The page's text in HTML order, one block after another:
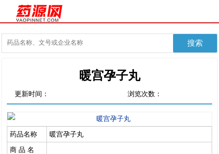
暖宫孕子丸
更新时间： 浏览次数：
药品名称 暖宫孕子丸
商 品 名